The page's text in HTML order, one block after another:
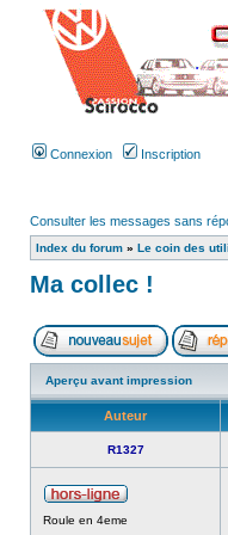
Connexion Inscription
Consulter les messages sans
Index du forum » Le coin des
Ma collec !
Aperçu avant impression
Auteur
R1327
Roule en 4eme